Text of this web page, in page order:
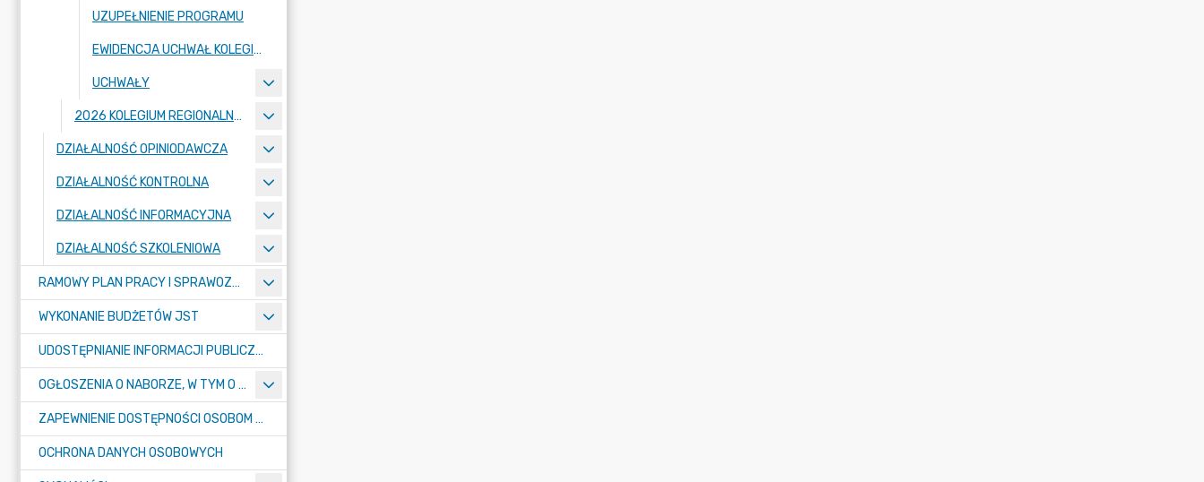
UZUPEŁNIENIE PROGRAMU
EWIDENCJA UCHWAŁ KOLEGIUM IZBY
UCHWAŁY
2026 KOLEGIUM REGIONALNEJ IZBY OBRACHUNKOWEJ W POZNANIU
DZIAŁALNOŚĆ OPINIODAWCZA
DZIAŁALNOŚĆ KONTROLNA
DZIAŁALNOŚĆ INFORMACYJNA
DZIAŁALNOŚĆ SZKOLENIOWA
RAMOWY PLAN PRACY I SPRAWOZDANIA Z DZIAŁALNOŚCI IZBY
WYKONANIE BUDŻETÓW JST
UDOSTĘPNIANIE INFORMACJI PUBLICZNEJ
OGŁOSZENIA O NABORZE, W TYM O KONKURSACH
ZAPEWNIENIE DOSTĘPNOŚCI OSOBOM ZE SZCZEGÓŁNYMI POTRZEBAMI
OCHRONA DANYCH OSOBOWYCH